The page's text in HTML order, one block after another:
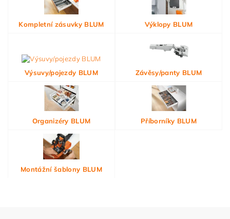
Kompletní zásuvky BLUM Výklopy BLUM
Výsuvy/pojezdy BLUM Závěsy/panty BLUM
Organizéry BLUM Příborníky BLUM
Montážní šablony BLUM